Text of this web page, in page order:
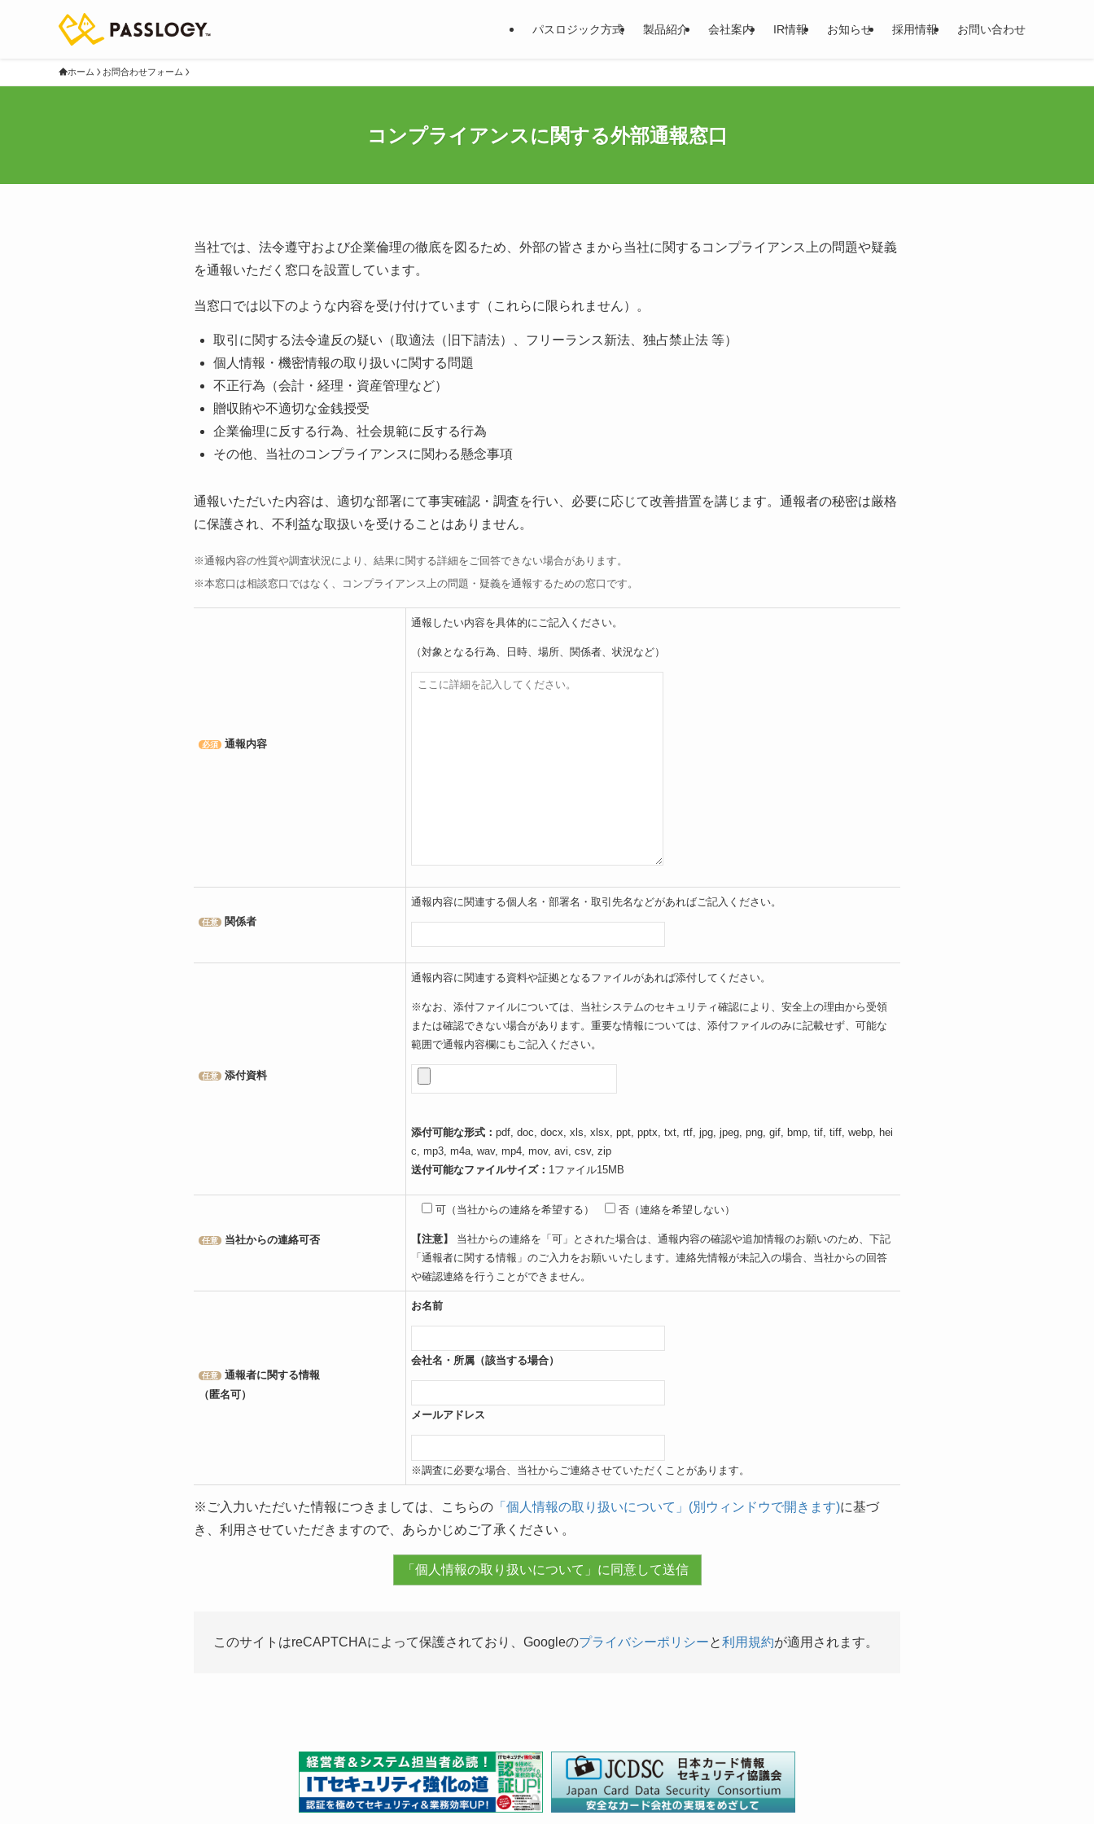
パスロジック方式 製品紹介 会社案内 IR情報 お知らせ 採用情報 お問い合わせ
ホーム お問合わせフォーム
コンプライアンスに関する外部通報窓口
当社では、法令遵守および企業倫理の徹底を図るため、外部の皆さまから当社に関するコンプライアンス上の問題や疑義
を通報いただく窓口を設置しています。
当窓口では以下のような内容を受け付けています（これらに限られません）。
取引に関する法令違反の疑い（取適法（旧下請法）、フリーランス新法、独占禁止法 等）
個人情報・機密情報の取り扱いに関する問題
不正行為（会計・経理・資産管理など）
贈収賄や不適切な金銭授受
企業倫理に反する行為、社会規範に反する行為
その他、当社のコンプライアンスに関わる懸念事項
通報いただいた内容は、適切な部署にて事実確認・調査を行い、必要に応じて改善措置を講じます。通報者の秘密は厳格
に保護され、不利益な取扱いを受けることはありません。
※通報内容の性質や調査状況により、結果に関する詳細をご回答できない場合があります。
※本窓口は相談窓口ではなく、コンプライアンス上の問題・疑義を通報するための窓口です。
必須 通報内容
通報したい内容を具体的にご記入ください。
（対象となる行為、日時、場所、関係者、状況など）
任意 関係者
通報内容に関連する個人名・部署名・取引先名などがあればご記入ください。
任意 添付資料
通報内容に関連する資料や証拠となるファイルがあれば添付してください。
※なお、添付ファイルについては、当社システムのセキュリティ確認により、安全上の理由から受領
または確認できない場合があります。重要な情報については、添付ファイルのみに記載せず、可能な
範囲で通報内容欄にもご記入ください。
添付可能な形式：pdf, doc, docx, xls, xlsx, ppt, pptx, txt, rtf, jpg, jpeg, png, gif, bmp, tif, tiff, webp, hei
c, mp3, m4a, wav, mp4, mov, avi, csv, zip
送付可能なファイルサイズ： 1ファイル15MB
任意 当社からの連絡可否
可（当社からの連絡を希望する） 否（連絡を希望しない）
【注意】
当社からの連絡を「可」とされた場合は、通報内容の確認や追加情報のお願いのため、下記
「通報者に関する情報」のご入力をお願いいたします。連絡先情報が未記入の場合、当社からの回答
や確認連絡を行うことができません。
任意
通報者に関する情報
（匿名可）
お名前
会社名・所属（該当する場合）
メールアドレス
※調査に必要な場合、当社からご連絡させていただくことがあります。
※ご入力いただいた情報につきましては、こちらの 「個人情報の取り扱いについて」(別ウィンドウで開きます)に基づ
き、利用させていただきますので、あらかじめご了承ください 。
このサイトはreCAPTCHAによって保護されており、Googleのプライバシーポリシーと利用規約が適用されます。